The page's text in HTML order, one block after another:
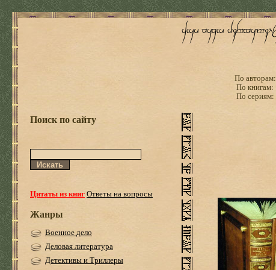
По авторам:
По книгам:
По сериям:
Поиск по сайту
Цитаты из книгОтветы на вопросы
Жанры
Военное дело
Деловая литература
Детективы и Триллеры